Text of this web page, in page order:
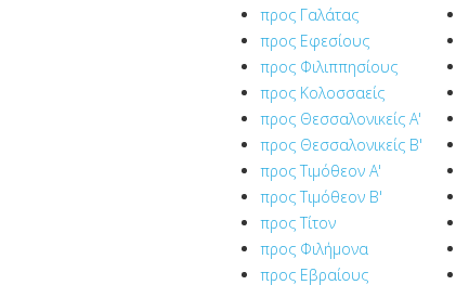
προς Γαλάτας
προς Εφεσίους
προς Φιλιππησίους
προς Κολοσσαείς
προς Θεσσαλονικείς Α'
προς Θεσσαλονικείς Β'
προς Τιμόθεον Α'
προς Τιμόθεον Β'
προς Τίτον
προς Φιλήμονα
προς Εβραίους